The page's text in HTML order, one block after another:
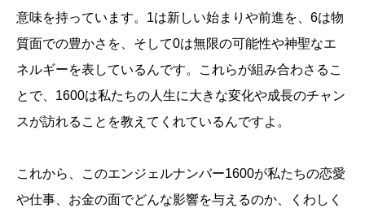
意味を持っています。1は新しい始まりや前進を、6は物
質面での豊かさを、そして0は無限の可能性や神聖なエ
ネルギーを表しているんです。これらが組み合わさるこ
とで、1600は私たちの人生に大きな変化や成長のチャン
スが訪れることを教えてくれているんですよ。
これから、このエンジェルナンバー1600が私たちの恋愛
や仕事、お金の面でどんな影響を与えるのか、くわしく